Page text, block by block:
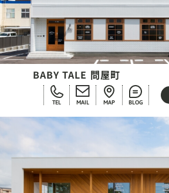
BABY TALE 問屋町
TEL MAIL MAP BLOG